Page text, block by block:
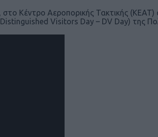
Κέντρο Αεροπορικής Τακτικής
Visitors Day – DV Day) της